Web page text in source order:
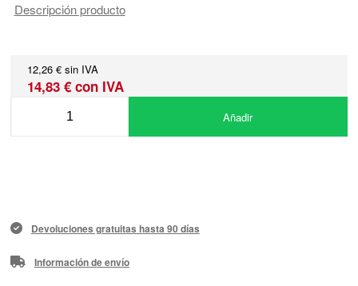
Descripción producto
12,26 € sin IVA
14,83 € con IVA
Añadir
Devoluciones gratuitas hasta 90 días
Información de envío